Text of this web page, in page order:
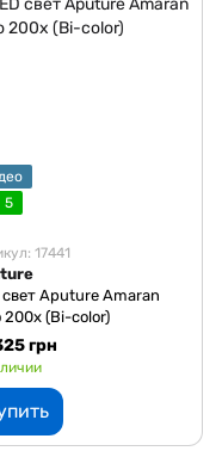
5
17441
свет Aputure Amaran
200x (Bi-color)
грн